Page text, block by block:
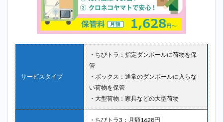
サービスタイプ
・ちびトラ：指定ダンボールに荷物を保
管
・ボックス：通常のダンボールに入らな
い荷物を保管
・大型荷物：家具などの大型荷物
・ちびトラ3：月額1628円